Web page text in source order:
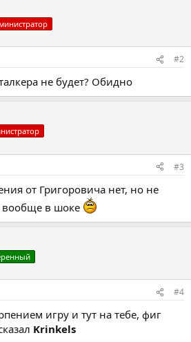
#2
не будет? Обидно
#3
от Григоровича нет, но не
вообще в шоке
#4
игру и тут на тебе, фиг
Krinkels